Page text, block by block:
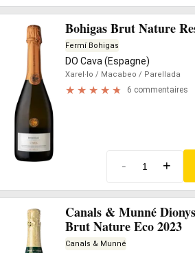
Bohigas Brut Nature
Fermí Bohigas
DO Cava (Espagne)
Xarel·lo / Macabeo / Parellada
6 commentaires
- +
Canals & Munné
Brut Nature Eco 2023
Canals & Munné